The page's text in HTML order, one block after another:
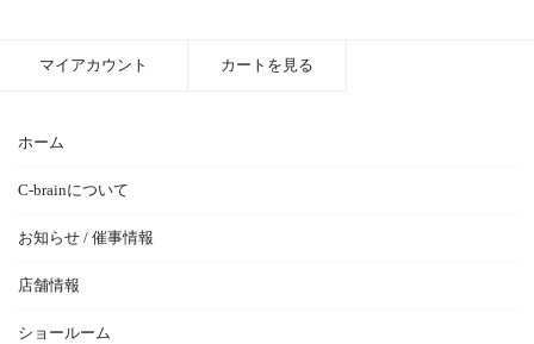
ホーム
C-brainについて
お知らせ / 催事情報
店舗情報
ショールーム
マイアカウント カートを見る